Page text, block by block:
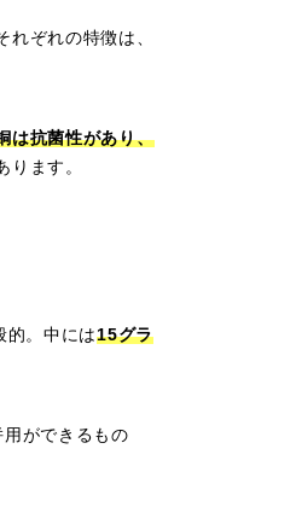
れぞれの特徴は、
は抗菌性があり、
ます。
的。中には15グラ
ができるもの